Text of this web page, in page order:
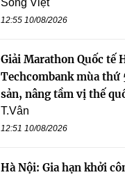
12:55 10/08/2026
Giải Marathon Quốc tế
Techcombank mùa thứ
sản, nâng tầm vị thế
T.Vân
12:51 10/08/2026
Hà Nội: Gia hạn khởi